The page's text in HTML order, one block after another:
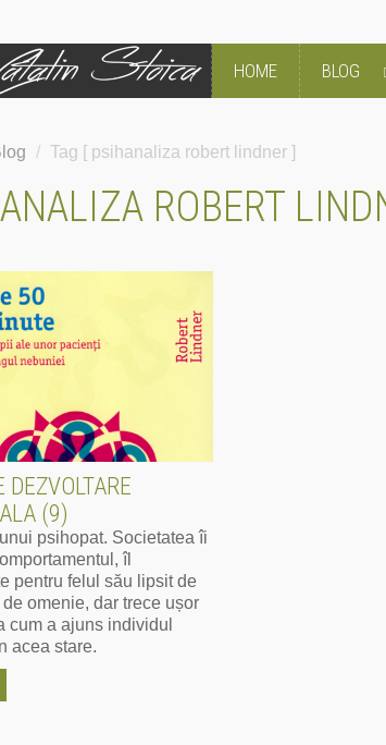
HOME BLOG
/ Tag [ psihanaliza robert lindner ]
ROBERT
DEZVOLTARE
(9)
psihopat. Societatea îi
îl
pentru felul său lipsit de
omenie, dar trece ușor
cum a ajuns individul
acea stare.